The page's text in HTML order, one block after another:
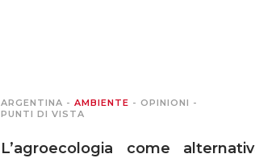
ARGENTINA - AMBIENTE - OPINIONI -
PUNTI DI VISTA
L’agroecologia come